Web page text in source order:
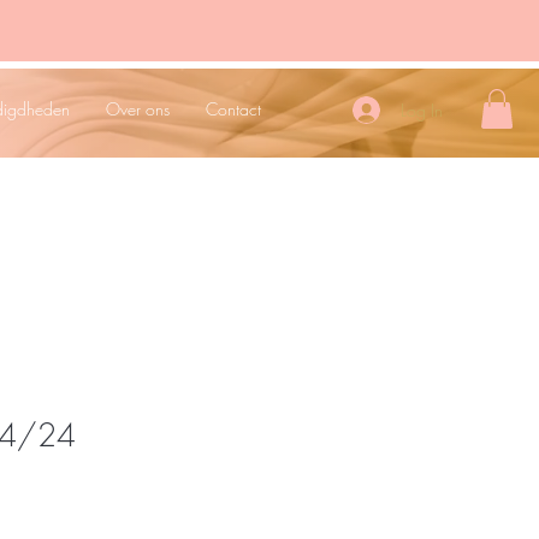
Over ons Contact Log In
24